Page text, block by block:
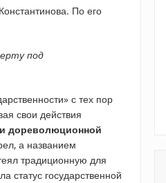
По его
под
с тех пор
свои действия
дореволюционной
а названием
традиционную для
статус государственной